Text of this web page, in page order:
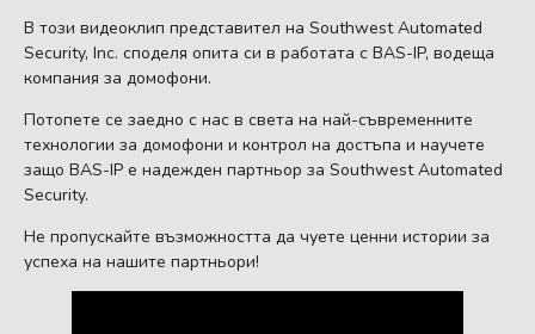
В този видеоклип представител на Southwest Automated
Security, Inc. споделя опита си в работата с BAS-IP, водеща
компания за домофони.
Потопете се заедно с нас в света на най-съвременните
технологии за домофони и контрол на достъпа и научете
защо BAS-IP е надежден партньор за Southwest Automated
Security.
Не пропускайте възможността да чуете ценни истории за
успеха на нашите партньори!